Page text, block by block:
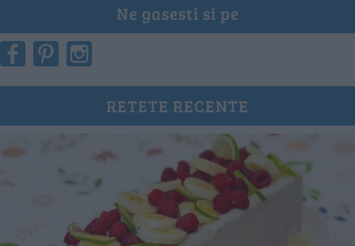
Ne gasesti si pe
RETETE RECENTE